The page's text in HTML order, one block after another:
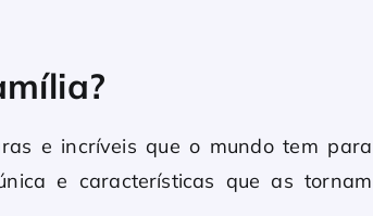
e incríveis que o mundo tem para
e características que as tornam